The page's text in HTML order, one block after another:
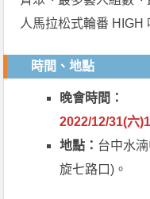
人馬拉松式輪番 HIGH
時間、地點
晚會時間：
2022/12/31(六
地點： 台中水
旋七路口)。